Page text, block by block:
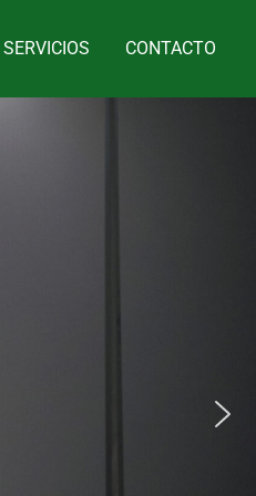
SERVICIOS CONTACTO